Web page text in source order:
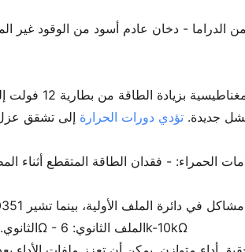
من الدراما - دخان عادم أسود من الوقود
جديدة. تؤدي دورات الحرارة إلى تشقق
الحمراء: - فقدان الطاقة المتقطع أثناء
الثانوي.
- الملف الأولي: 0.5-2.0Ω - الملف الثانوي: 6k-10kΩ